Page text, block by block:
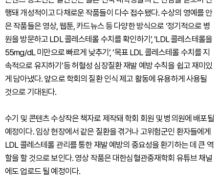
행돼 개성적이고 다채로운 작품들이 다수 접수됐다. 수상의 영예를 안
은 작품들은 영상, 웹툰, 카드뉴스 등 다양한 방식으로 ‘정기적으로 병
원을 방문하고 LDL 콜레스테롤 수치를 확인하기’, ‘LDL 콜레스테롤을
55mg/dL 미만으로 빠르게 낮추기’, ‘목표 LDL 콜레스테롤 수치를 지
속적으로 유지하기’등 허혈성 심장질환 재발 예방 수칙을 쉽고 재미있
게 담아냈다. 앞으로 학회의 질환 인식 제고 활동에 유용하게 사용될
것으로 기대된다.
수기 및 콘텐츠 수상작은 책자로 제작돼 학회 회원 및 병의원에 배포될
예정이다. 임상 현장에서 같은 질환을 겪거나 고위험군인 환자들에게
LDL 콜레스테롤 관리를 통한 재발 예방의 중요성을 환기하는 데 큰 역
할을 할 것으로 보인다. 영상 작품은 대한심혈관중재학회 유튜브 채널
에도 업로드 될 예정이다.